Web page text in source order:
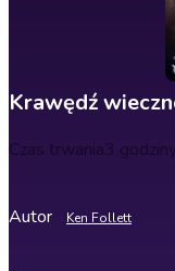
Krawędź
Czas trwania3
Autor Ken Follett